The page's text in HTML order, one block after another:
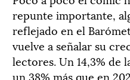
repunte importante,
reflejado en el
vuelve a señalar su
lectores. Un 14,3% de
un 38% más que en